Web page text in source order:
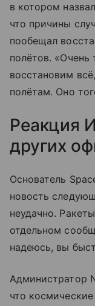
в котором
что причины
пообещал
полётов.
восстановим
полётам. Оно
Реакция
других
Основатель
новость
неудачно.
отдельном
надеюсь, вы
Администратор
что